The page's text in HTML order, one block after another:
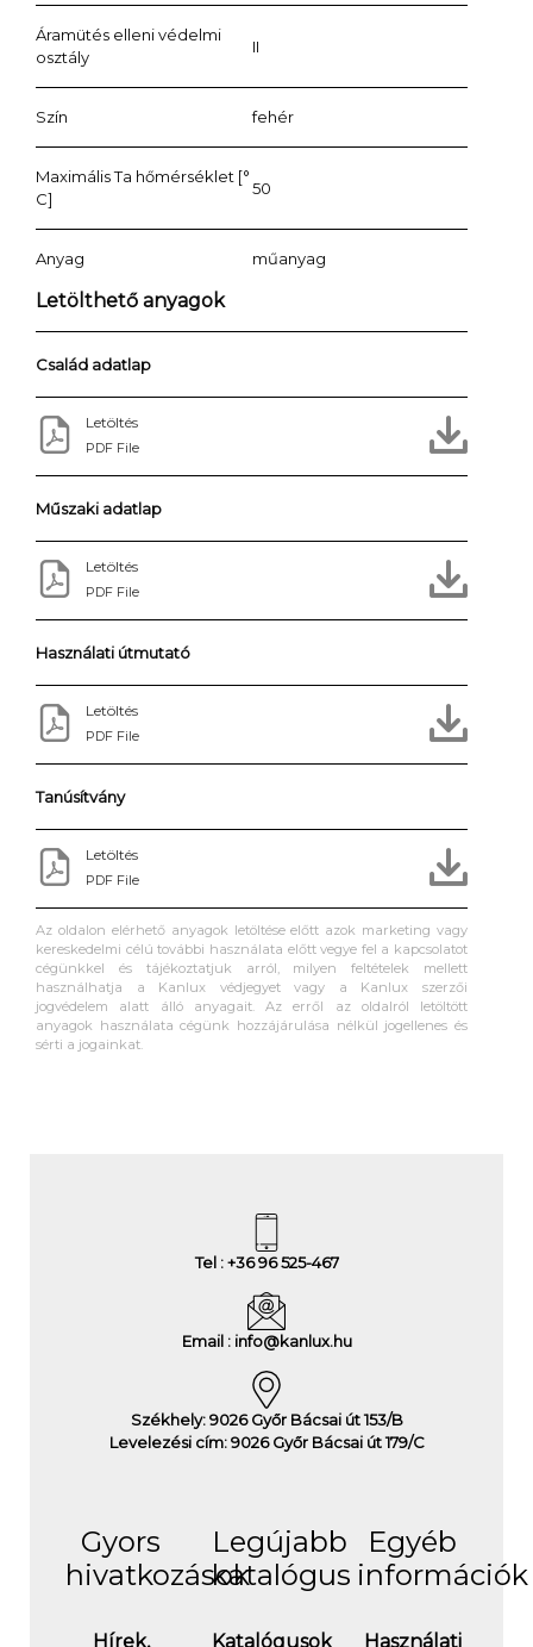
Áramütés elleni védelmi
osztály
II
Szín fehér
Maximális Ta hőmérséklet [°
C]
50
Anyag műanyag
Letölthető anyagok
Család adatlap
Letöltés
PDF File
Műszaki adatlap
Letöltés
PDF File
Használati útmutató
Letöltés
PDF File
Tanúsítvány
Letöltés
PDF File
Az oldalon elérhető anyagok letöltése előtt azok marketing vagy
kereskedelmi célú további használata előtt vegye fel a kapcsolatot
cégünkkel és tájékoztatjuk arról, milyen feltételek mellett
használhatja a Kanlux védjegyet vagy a Kanlux szerzői
jogvédelem alatt álló anyagait. Az erről az oldalról letöltött
anyagok használata cégünk hozzájárulása nélkül jogellenes és
sérti a jogainkat.
Tel : +36 96 525-467
Email : info@kanlux.hu
Székhely: 9026 Győr Bácsai út 153/B
Levelezési cím: 9026 Győr Bácsai út 179/C
Gyors
hivatkozások
Hírek,
Legújabb
katalógus
Katalógusok
Egyéb
információk
Használati